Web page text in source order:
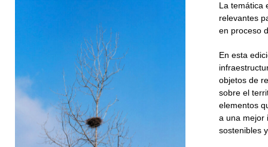
La temática
relevantes
en proceso
En esta
objetos de
sobre el
elementos
a una mejor
sostenibles